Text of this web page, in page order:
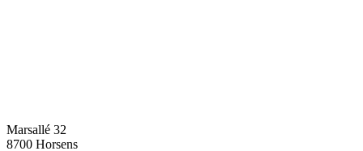
Marsallé 32
8700 Horsens